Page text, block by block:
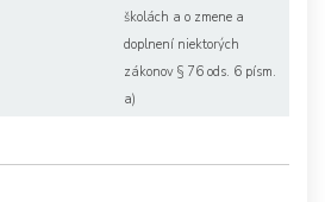
školách a o zmene a
doplnení niektorých
zákonov § 76 ods. 6 písm.
a)